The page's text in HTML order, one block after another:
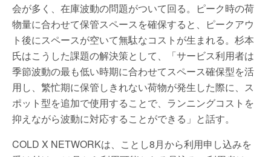
会が多く、在庫波動の問題がついて回る。ピーク時の荷
物量に合わせて保管スペースを確保すると、ピークアウ
ト後にスペースが空いて無駄なコストが生まれる。杉本
氏はこうした課題の解決策として、「サービス利用者は
季節波動の最も低い時期に合わせてスペース確保型を活
用し、繁忙期に保管しきれない荷物が発生した際に、ス
ポット型を追加で使用することで、ランニングコストを
抑えながら波動に対応することができる」と話す。
COLD X NETWORKは、ことし8月から利用申し込みを